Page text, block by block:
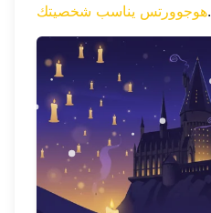
هوجوورتس يناسب شخصيتك.